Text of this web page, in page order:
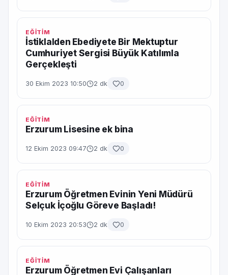
EĞİTİM
İstiklalden Ebediyete Bir Mektuptur
Cumhuriyet Sergisi Büyük Katılımla
Gerçekleşti
30 Ekim 2023 10:50 2 dk 0
EĞİTİM
Erzurum Lisesine ek bina
12 Ekim 2023 09:47 2 dk 0
EĞİTİM
Erzurum Öğretmen Evinin Yeni Müdürü
Selçuk İçoğlu Göreve Başladı!
10 Ekim 2023 20:53 2 dk 0
EĞİTİM
Erzurum Öğretmen Evi Çalışanları